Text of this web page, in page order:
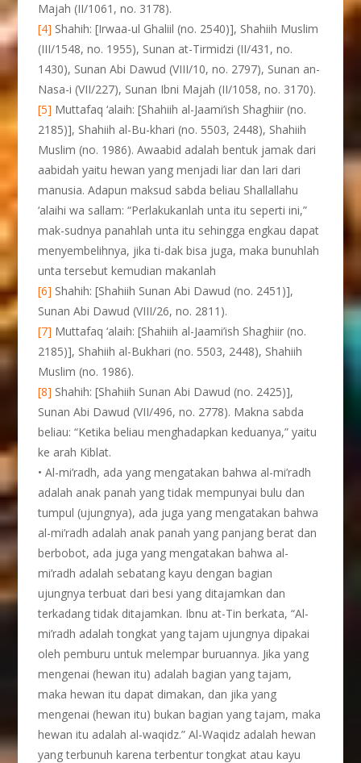
Majah (II/1061, no. 3178).
[4] Shahih: [Irwaa-ul Ghaliil (no. 2540)], Shahiih Muslim
(III/1548, no. 1955), Sunan at-Tirmidzi (II/431, no.
1430), Sunan Abi Dawud (VIII/10, no. 2797), Sunan an-
Nasa-i (VII/227), Sunan Ibni Majah (II/1058, no. 3170).
[5] Muttafaq ‘alaih: [Shahiih al-Jaami’ish Shaghiir (no.
2185)], Shahiih al-Bu-khari (no. 5503, 2448), Shahiih
Muslim (no. 1986). Awaabid adalah bentuk jamak dari
aabidah yaitu hewan yang menjadi liar dan lari dari
manusia. Adapun maksud sabda beliau Shallallahu
‘alaihi wa sallam: “Perlakukanlah unta itu seperti ini,”
mak-sudnya panahlah unta itu sehingga engkau dapat
menyembelihnya, jika ti-dak bisa juga, maka bunuhlah
unta tersebut kemudian makanlah
[6] Shahih: [Shahiih Sunan Abi Dawud (no. 2451)],
Sunan Abi Dawud (VIII/26, no. 2811).
[7] Muttafaq ‘alaih: [Shahiih al-Jaami’ish Shaghiir (no.
2185)], Shahiih al-Bukhari (no. 5503, 2448), Shahiih
Muslim (no. 1986).
[8] Shahih: [Shahiih Sunan Abi Dawud (no. 2425)],
Sunan Abi Dawud (VII/496, no. 2778). Makna sabda
beliau: “Ketika beliau menghadapkan keduanya,” yaitu
ke arah Kiblat.
• Al-mi’radh, ada yang mengatakan bahwa al-mi’radh
adalah anak panah yang tidak mempunyai bulu dan
tumpul (ujungnya), ada juga yang mengatakan bahwa
al-mi’radh adalah anak panah yang panjang berat dan
berbobot, ada juga yang mengatakan bahwa al-
mi’radh adalah sebatang kayu dengan bagian
ujungnya terbuat dari besi yang ditajamkan dan
terkadang tidak ditajamkan. Ibnu at-Tin berkata, “Al-
mi’radh adalah tongkat yang tajam ujungnya dipakai
oleh pemburu untuk melempar buruannya. Jika yang
mengenai (hewan itu) adalah bagian yang tajam,
maka hewan itu dapat dimakan, dan jika yang
mengenai (hewan itu) bukan bagian yang tajam, maka
hewan itu adalah al-waqidz.” Al-Waqidz adalah hewan
yang terbunuh karena terbentur tongkat atau kayu